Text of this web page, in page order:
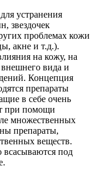
устранения
звездочек
проблемах кожи
акне и т.д.).
на кожу, на
вида и
Концепция
препараты
в себе очень
при помощи
множественных
препараты,
веществ.
всасываются под